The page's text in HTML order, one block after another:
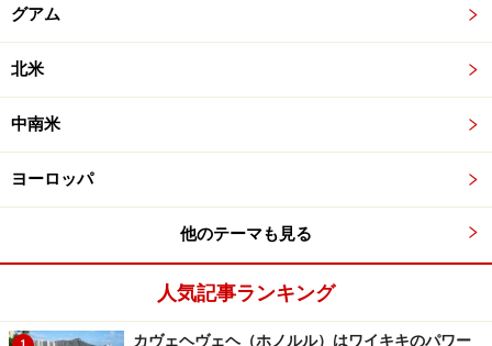
グアム
北米
中南米
ヨーロッパ
他のテーマも見る
人気記事ランキング
カヴェヘヴェヘ（ホノルル）はワイキキのパワー